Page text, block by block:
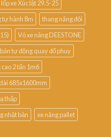
lốp xe Xúc lật 29.5-25
tự hành 8m
thang nâng đôi
Vỏ xe nâng DEESTONE
tự động quay đổ phuy
cao 2 tấn 1m6
685x1600mm
thấp
nhật bản
xe nâng pallet